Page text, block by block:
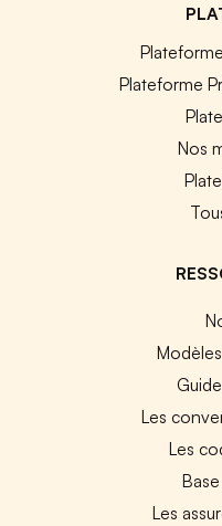
Plateforme
Nos
Les
Les
Les